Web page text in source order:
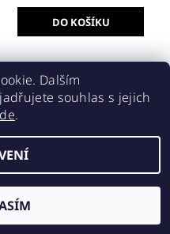
práva vyhrazena
Dalším
souhlas s jejich
.